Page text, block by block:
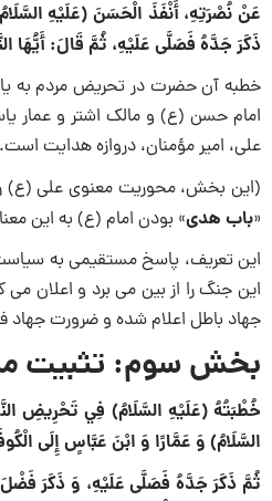
عَنْ نُصْرَتِهِ، أَنْفَذَ الْحَسَنَ (عَلَيْهِ
ذَكَرَ جَدَّهُ فَصَلَّى عَلَيْهِ، ثُمَّ قَالَ: أَيُّهَا
خطبه آن حضرت در تحریض مردم به
امام حسن (ع) و مالک اشتر و عمار
علی، امیر مؤمنان، دروازه هدایت
(این بخش، محوریت معنوی علی (ع)
«باب هدی» بودن امام (ع) به این
این تعریف، پاسخ مستقیمی به
این جنگ را از بین می برد و اعلان
جهاد باطل اعلام شده و ضرورت
بخش سوم: تثبیت
خُطْبَتُهُ (عَلَيْهِ السَّلَامُ) فِي تَحْرِيضِ
السَّلَامُ) وَ عَمَّارًا وَ ابْنَ عَبَّاسٍ إِلَى
ثُمَّ ذَكَرَ جَدَّهُ فَصَلَّى عَلَيْهِ، وَ ذَكَرَ فَضْلَ